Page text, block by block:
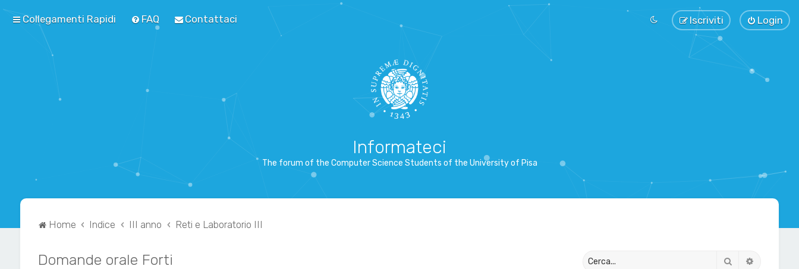
Collegamenti Rapidi FAQ Contattaci Login
Iscriviti
Informateci
The forum of the Computer Science Students of the University of Pisa
Home Indice III anno Reti e Laboratorio III
Domande orale Forti Cerca